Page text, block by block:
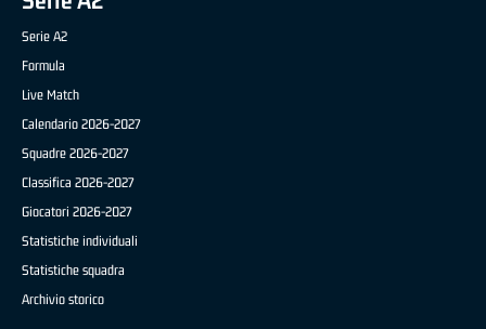
Serie A2
Formula
Live Match
Calendario 2026-2027
Squadre 2026-2027
Classifica 2026-2027
Giocatori 2026-2027
Statistiche individuali
Statistiche squadra
Archivio storico